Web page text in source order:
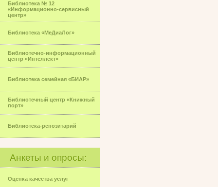
Библиотека № 12
«Информационно-сервисный
центр»
Библиотека «МеДиаЛог»
Библиотечно-информационный
центр «Интеллект»
Библиотека семейная «БИАР»
Библиотечный центр «Книжный
порт»
Библиотека-репозитарий
Анкеты и опросы:
Оценка качества услуг